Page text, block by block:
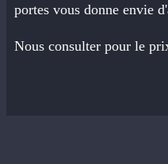
portes vous donne envie
Nous consulter pour le